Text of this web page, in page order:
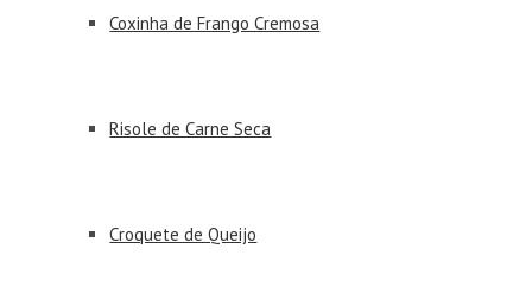
Coxinha de Frango Cremosa
Risole de Carne Seca
Croquete de Queijo